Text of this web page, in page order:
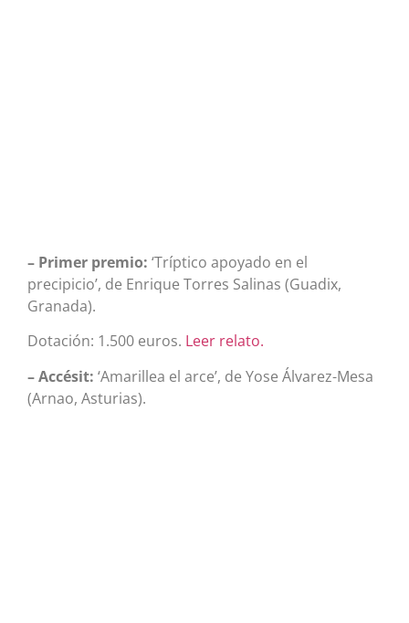
– Primer premio: ‘Tríptico apoyado en el
precipicio’, de Enrique Torres Salinas (Guadix,
Granada).
Dotación: 1.500 euros. Leer relato.
– Accésit: ‘Amarillea el arce’, de Yose Álvarez-Mesa
(Arnao, Asturias).